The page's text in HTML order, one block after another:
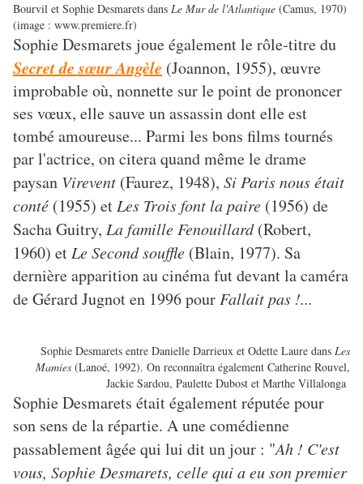
Bourvil et Sophie Desmarets dans Le Mur de l'Atlantique (Camus, 1970)
(image : www.premiere.fr)
Sophie Desmarets joue également le rôle-titre du
Secret de sœur Angèle (Joannon, 1955), œuvre
improbable où, nonnette sur le point de prononcer
ses vœux, elle sauve un assassin dont elle est
tombé amoureuse... Parmi les bons films tournés
par l'actrice, on citera quand même le drame
paysan Virevent (Faurez, 1948), Si Paris nous était
conté (1955) et Les Trois font la paire (1956) de
Sacha Guitry, La famille Fenouillard(Robert,
1960) et Le Second souffle (Blain, 1977). Sa
dernière apparition au cinéma fut devant la caméra
de Gérard Jugnot en 1996 pour Fallait pas !...
Sophie Desmarets entre Danielle Darrieux et Odette Laure dans Les
Mamies (Lanoé, 1992). On reconnaîtra également Catherine Rouvel,
Jackie Sardou, Paulette Dubost et Marthe Villalonga
Sophie Desmarets était également réputée pour
son sens de la répartie. A une comédienne
passablement âgée qui lui dit un jour : "Ah ! C'est
vous, Sophie Desmarets, celle qui a eu son premier